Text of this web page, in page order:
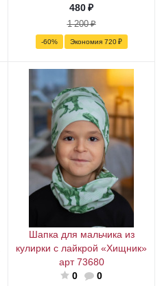
480₽
1 200₽
-60% Экономия 720₽
Шапка для мальчика из
кулирки с лайкрой «Хищник»
арт 73680
0
0